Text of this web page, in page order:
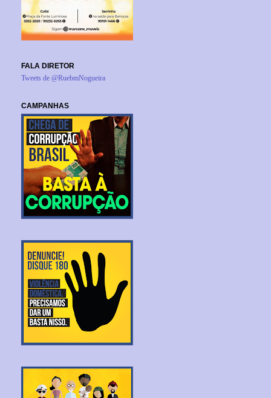
FALA DIRETOR
Tweets de @RuebmNogueira
CAMPANHAS